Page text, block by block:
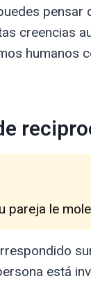
pensar
creencias
humanos
pareja le
está